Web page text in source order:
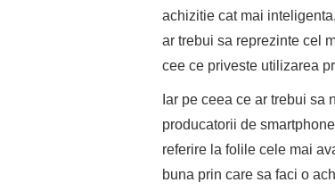
achizitie cat mai
ar trebui sa reprezinte cel
cee ce priveste utilizarea
Iar pe ceea ce ar trebui sa
producatorii de
referire la folile cele mai
buna prin care sa faci o